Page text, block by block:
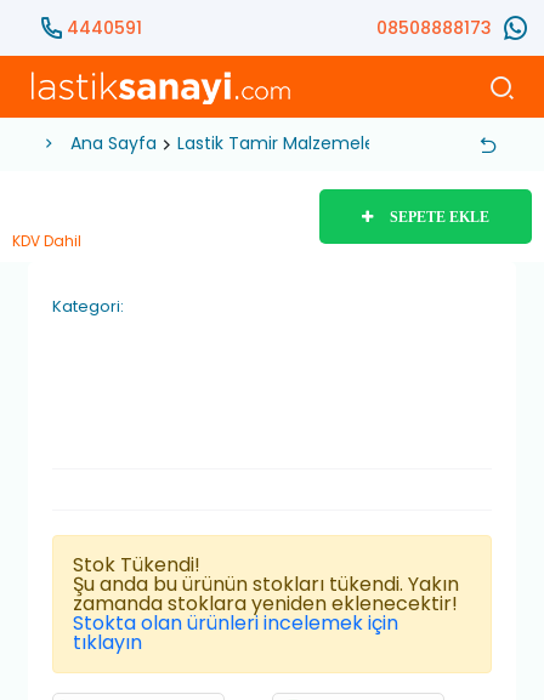
4440591 08508888173
Ana Sayfa Lastik Tamir Malzemeleri Lastik Yaması
KDV Dahil
SEPETE EKLE
Kategori:
Stok Tükendi!
Şu anda bu ürünün stokları tükendi. Yakın
zamanda stoklara yeniden eklenecektir!
Stokta olan ürünleri incelemek için
tıklayın